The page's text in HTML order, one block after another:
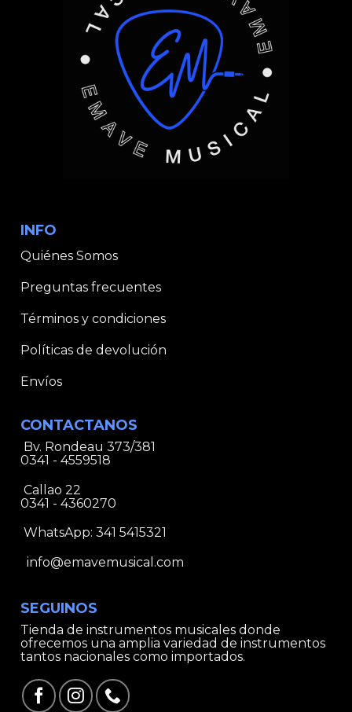
INFO
Quiénes Somos
Preguntas frecuentes
Términos y condiciones
Políticas de devolución
Envíos
CONTACTANOS
Bv. Rondeau 373/381
0341 - 4559518
Callao 22
0341 - 4360270
WhatsApp: 341 5415321
info@emavemusical.com
SEGUINOS
Tienda de instrumentos musicales donde
ofrecemos una amplia variedad de instrumentos
tantos nacionales como importados.